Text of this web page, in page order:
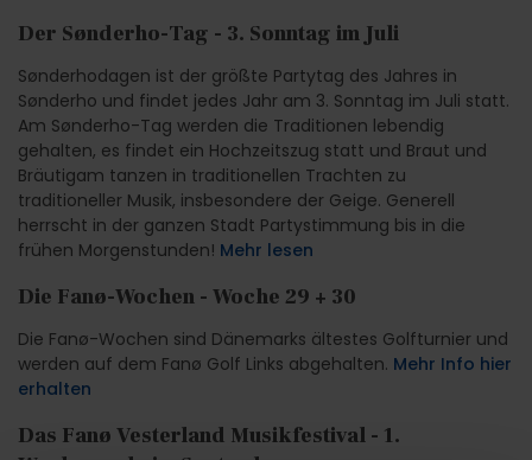
Der Sønderho-Tag - 3. Sonntag im Juli
Sønderhodagen ist der größte Partytag des Jahres in
Sønderho und findet jedes Jahr am 3. Sonntag im Juli statt.
Am Sønderho-Tag werden die Traditionen lebendig
gehalten, es findet ein Hochzeitszug statt und Braut und
Bräutigam tanzen in traditionellen Trachten zu
traditioneller Musik, insbesondere der Geige. Generell
herrscht in der ganzen Stadt Partystimmung bis in die
frühen Morgenstunden! Mehr lesen
Die Fanø-Wochen - Woche 29 + 30
Die Fanø-Wochen sind Dänemarks ältestes Golfturnier und
werden auf dem Fanø Golf Links abgehalten. Mehr Info hier
erhalten
Das Fanø Vesterland Musikfestival - 1.